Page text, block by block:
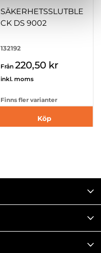
SÄKERHETSSLUTBLE
CK DS 9002
132192
Från 220,50 kr
inkl. moms
Finns fler varianter
Köp